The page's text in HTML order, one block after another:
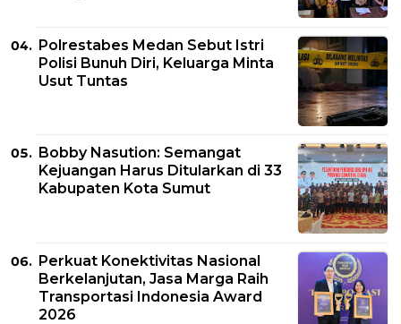
Polrestabes Medan Sebut Istri
Polisi Bunuh Diri, Keluarga Minta
Usut Tuntas
Bobby Nasution: Semangat
Kejuangan Harus Ditularkan di 33
Kabupaten Kota Sumut
Perkuat Konektivitas Nasional
Berkelanjutan, Jasa Marga Raih
Transportasi Indonesia Award
2026